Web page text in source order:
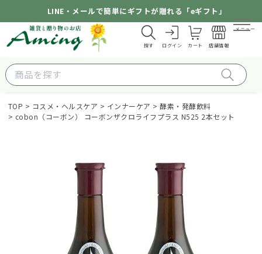
LINE・メールで簡単にギフトが贈れる「eギフト」
探す ログイン カート 店舗情報
メニュー
TOP コスメ・ヘルスケア インナーケア
酵素・発酵飲料
cobon（コーボン） コーボンザクロライフプラス N525 2本セット